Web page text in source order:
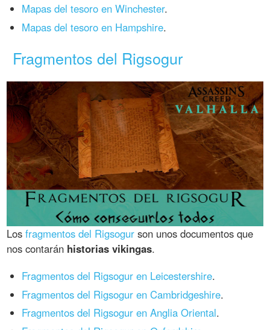
Mapas del tesoro en Winchester.
Mapas del tesoro en Hampshire.
Fragmentos del Rigsogur
Losfragmentos del Rigsogur son unos documentos que
nos contarán historias vikingas.
Fragmentos del Rigsogur en Leicestershire.
Fragmentos del Rigsogur en Cambridgeshire.
Fragmentos del Rigsogur en Anglia Oriental.